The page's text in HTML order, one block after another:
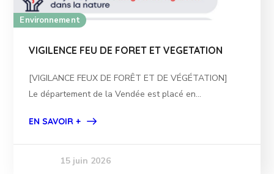
Environnement
VIGILENCE FEU DE FORET ET VEGETATION
[VIGILANCE FEUX DE FORÊT ET DE VÉGÉTATION]
Le département de la Vendée est placé en...
EN SAVOIR +
15 juin 2026